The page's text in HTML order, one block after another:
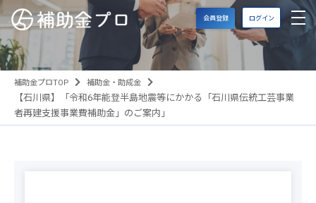
会員登録 ログイン
補助金プロTOP 補助金・助成金
【石川県】「令和6年能登半島地震等にかかる「石川県伝統工芸事業
者再建支援事業費補助金」のご案内」